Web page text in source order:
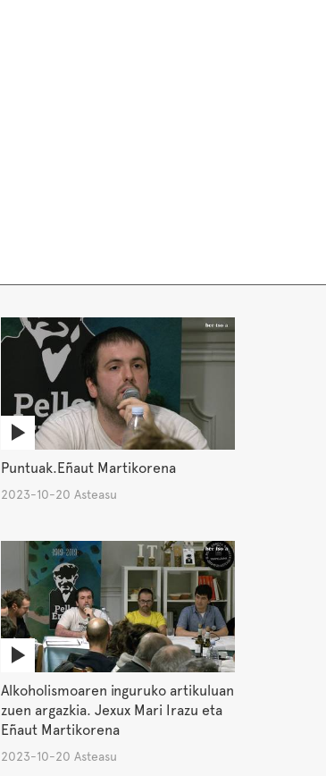
Puntuak.Eñaut Martikorena
2023-10-20 Asteasu
Alkoholismoaren inguruko artikuluan
zuen argazkia. Jexux Mari Irazu eta
Eñaut Martikorena
2023-10-20 Asteasu